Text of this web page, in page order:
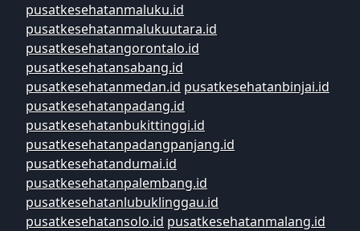
pusatkesehatanmaluku.id
pusatkesehatanmalukuutara.id
pusatkesehatangorontalo.id
pusatkesehatansabang.id
pusatkesehatanmedan.id pusatkesehatanbinjai.id
pusatkesehatanpadang.id
pusatkesehatanbukittinggi.id
pusatkesehatanpadangpanjang.id
pusatkesehatandumai.id
pusatkesehatanpalembang.id
pusatkesehatanlubuklinggau.id
pusatkesehatansolo.id pusatkesehatanmalang.id